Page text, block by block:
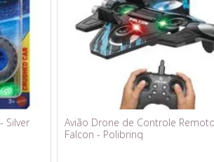
Silver
Avião Drone de Controle
Falcon - Polibrinq